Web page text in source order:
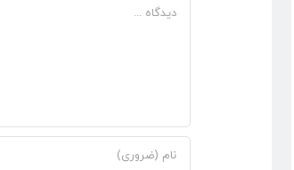
دیدگاه